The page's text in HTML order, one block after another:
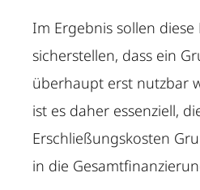
Im Ergebnis sollen
sicherstellen, dass ein
überhaupt erst nutzbar
ist es daher essenziell,
Erschließungskosten
in die